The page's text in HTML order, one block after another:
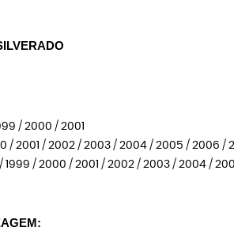
/ 2000 / 2001
/ 2001 / 2002 / 2003 / 2004 / 2005 / 2006 /
1999 / 2000 / 2001 / 2002 / 2003 / 2004 /